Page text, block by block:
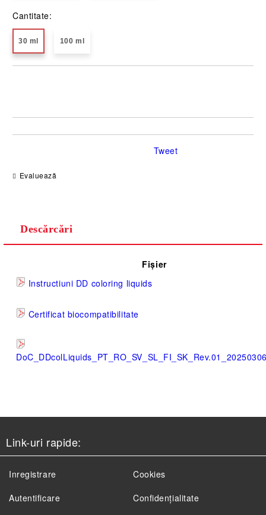
Cantitate:
30 ml 100 ml
Evaluează
Tweet
Descărcări
Fișier
Instructiuni DD coloring liquids
Certificat biocompatibilitate
Link-uri rapide:
Inregistrare
Autentificare
Cookies
Confidențialitate